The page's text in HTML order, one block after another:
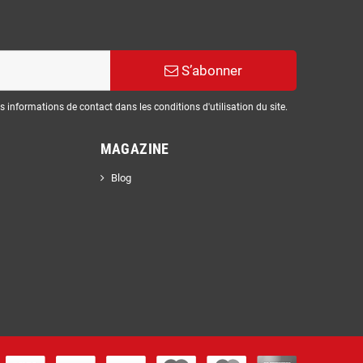
S’abonner
informations de contact dans les conditions d'utilisation du site.
MAGAZINE
Blog